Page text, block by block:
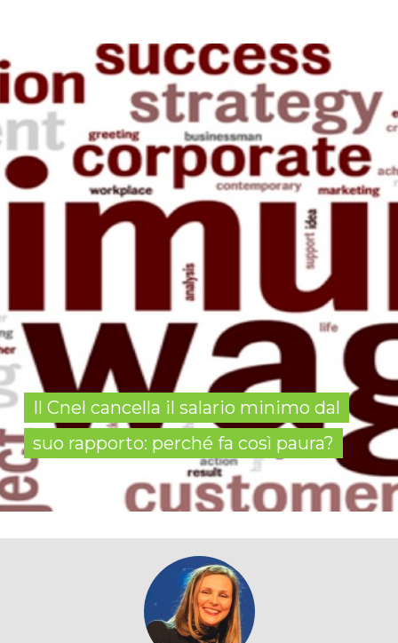
Il Cnel cancella il salario minimo dal
suo rapporto: perché fa così paura?